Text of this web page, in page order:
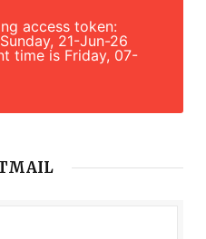
access token:
21-Jun-26
time is Friday, 07-